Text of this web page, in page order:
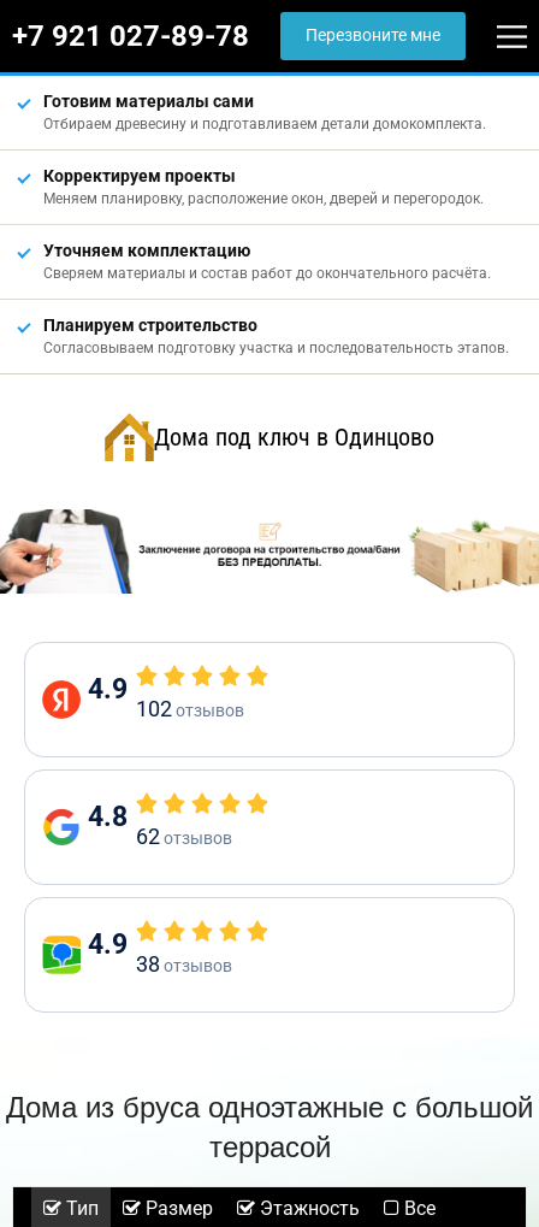
+7 921 027-89-78 Перезвоните мне
Готовим материалы сами
Отбираем древесину и подготавливаем детали домокомплекта.
Корректируем проекты
Меняем планировку, расположение окон, дверей и перегородок.
Уточняем комплектацию
Сверяем материалы и состав работ до окончательного расчёта.
Планируем строительство
Согласовываем подготовку участка и последовательность этапов.
Дома под ключ в Одинцово
4.9
102отзывов
4.8
62отзывов
4.9
38 отзывов
Дома из бруса одноэтажные с большой
террасой
Тип Размер Этажность Все